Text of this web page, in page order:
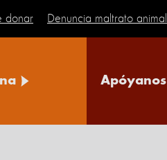
donar Denuncia maltrato animal
Apóyanos